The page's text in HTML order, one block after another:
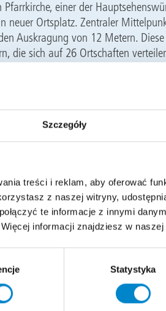
Szczegóły
treści i reklam, aby oferować
z naszej witryny,
te informacje z innymi
informacji znajdziesz w naszej
Statystyka
einer der
neuer Ortsplatz. Zentraler
Auskragung von 12 Metern.
die sich auf 26 Ortschaften
vor Witterungseinflüssen
zum Einsatz. Dieses
effektive Abdichtungslösung, die
wie dem Flugdach
herausragenden Eigenschaften, die
perfekt zu vereinen.
maximale Stabilität und
Verhindert zuverlässig das